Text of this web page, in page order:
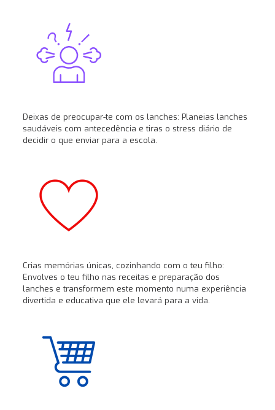
Deixas de preocupar-te com os lanches: Planeias lanches
saudáveis com antecedência e tiras o stress diário de
decidir o que enviar para a escola.
Crias memórias únicas, cozinhando com o teu filho:
Envolves o teu filho nas receitas e preparação dos
lanches e transformem este momento numa experiência
divertida e educativa que ele levará para a vida.